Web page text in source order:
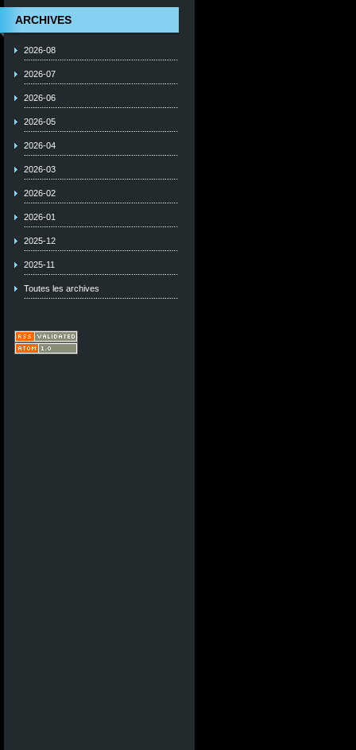
ARCHIVES
2026-08
2026-07
2026-06
2026-05
2026-04
2026-03
2026-02
2026-01
2025-12
2025-11
Toutes les archives